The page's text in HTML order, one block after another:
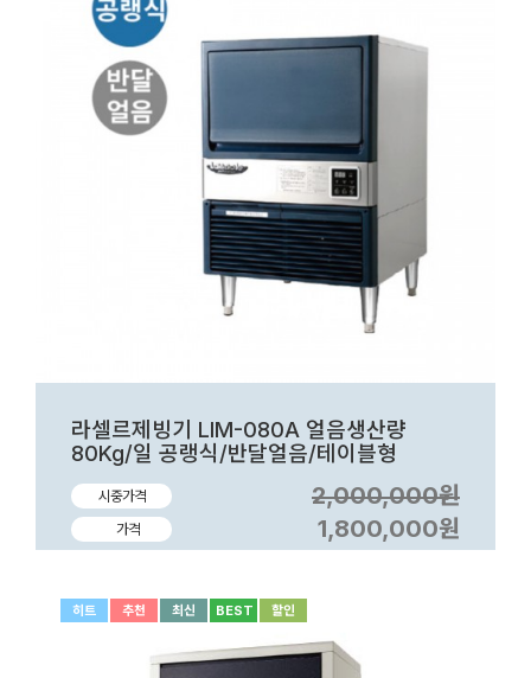
라셀르제빙기 LIM-080A 얼음생산량
80Kg/일 공랭식/반달얼음/테이블형
시중가격 2,000,000원
가격 1,800,000원
히트 추천 최신 BEST 할인